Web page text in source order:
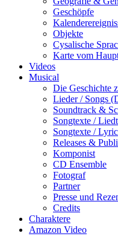
Geschöpfe
Objekte
Cysalische
Karte vom
Videos
Musical
Die Geschichte
Lieder / Songs
Soundtrack &
Songtexte /
Songtexte /
Releases &
Komponist
CD Ensemble
Fotograf
Partner
Presse und
Credits
Charaktere
Amazon Video